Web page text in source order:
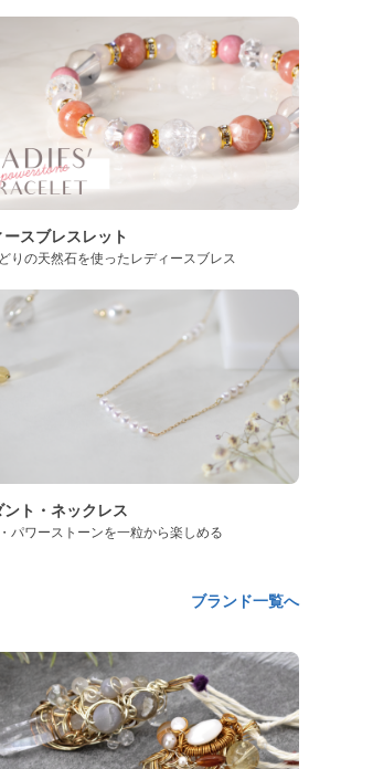
ースブレスレット
りの天然石を使ったレディースブレス
ント・ネックレス
パワーストーンを一粒から楽しめる
ブランド一覧へ